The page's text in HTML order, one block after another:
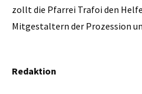
zollt die Pfarrei Trafoi den
Mitgestaltern der Prozession
Redaktion